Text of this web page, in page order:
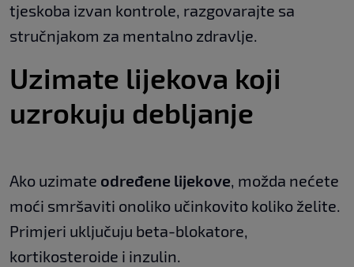
tjeskoba izvan kontrole, razgovarajte sa
stručnjakom za mentalno zdravlje.
Uzimate lijekova koji
uzrokuju debljanje
Ako uzimate određene lijekove, možda nećete
moći smršaviti onoliko učinkovito koliko želite.
Primjeri uključuju beta-blokatore,
kortikosteroide i inzulin.